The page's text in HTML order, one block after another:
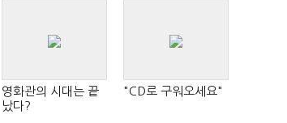
영화관의 시대는 끝
났다?
"CD로 구워오세요"